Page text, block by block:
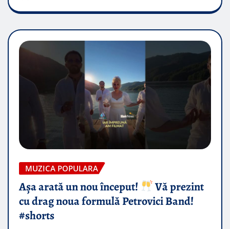
MUZICA POPULARA
Așa arată un nou început!
Vă prezint
cu drag noua formulă Petrovici Band!
#shorts